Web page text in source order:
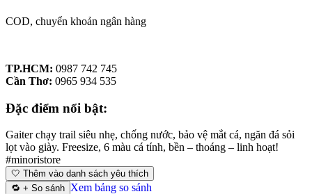
COD, chuyển khoản ngân hàng
TP.HCM: 0987 742 745
Cần Thơ: 0965 934 535
Đặc điểm nổi bật:
Gaiter chạy trail siêu nhẹ, chống nước, bảo vệ mắt cá, ngăn đá sỏi
lọt vào giày. Freesize, 6 màu cá tính, bền – thoáng – linh hoạt!
#minoristore
🤍 Thêm vào danh sách yêu thích
🔁 + So sánh Xem bảng so sánh